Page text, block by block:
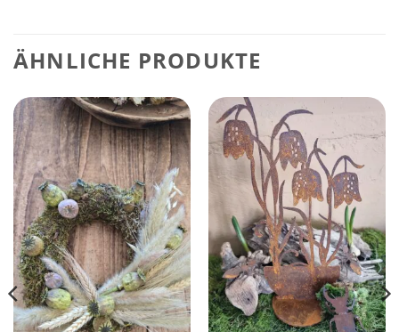
ÄHNLICHE PRODUKTE